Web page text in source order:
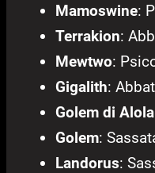
Mamoswine:
Terrakion:
Mewtwo:
Gigalith:
Golem di Alola
Golem:
Landorus: